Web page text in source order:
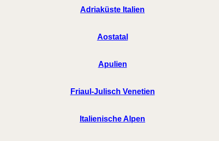
Adriaküste Italien
Aostatal
Apulien
Friaul-Julisch Venetien
Italienische Alpen